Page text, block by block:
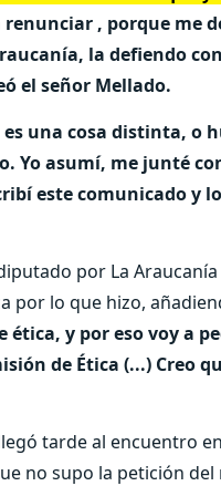
renunciar , porque me
la defiendo
el señor Mellado.
una cosa distinta, o
Yo asumí, me junté
este comunicado y
por La
por lo que hizo,
ética, y por eso voy a
de Ética (...) Creo
tarde al encuentro
no supo la petición